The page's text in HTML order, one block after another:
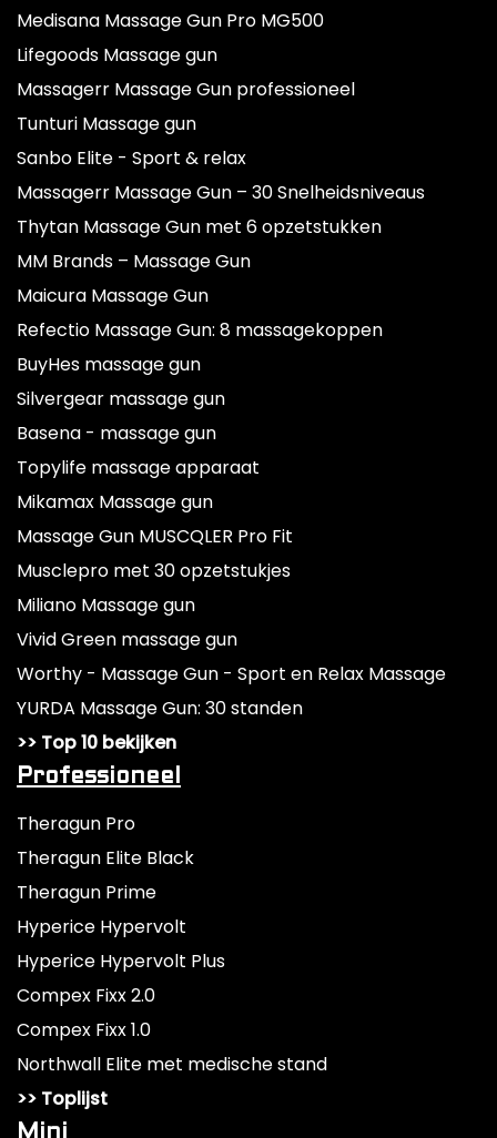
Medisana Massage Gun Pro MG500
Lifegoods Massage gun
Massagerr Massage Gun professioneel
Tunturi Massage gun
Sanbo Elite - Sport & relax
Massagerr Massage Gun – 30 Snelheidsniveaus
Thytan Massage Gun met 6 opzetstukken
MM Brands – Massage Gun
Maicura Massage Gun
Refectio Massage Gun: 8 massagekoppen
BuyHes massage gun
Silvergear massage gun
Basena - massage gun
Topylife massage apparaat
Mikamax Massage gun
Massage Gun MUSCQLER Pro Fit
Musclepro met 30 opzetstukjes
Miliano Massage gun
Vivid Green massage gun
Worthy - Massage Gun - Sport en Relax Massage
YURDA Massage Gun: 30 standen
>> Top 10 bekijken
Professioneel
Theragun Pro
Theragun Elite Black
Theragun Prime
Hyperice Hypervolt
Hyperice Hypervolt Plus
Compex Fixx 2.0
Compex Fixx 1.0
Northwall Elite met medische stand
>> Toplijst
Mini